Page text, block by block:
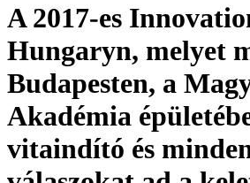
A 2017-es
Hungaryn, melyet
Budapesten, a
Akadémia
vitaindító és